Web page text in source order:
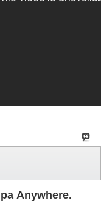
Anywhere.